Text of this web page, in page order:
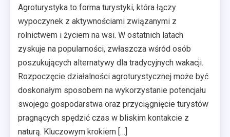
Agroturystyka to forma turystyki, która łączy
wypoczynek z aktywnościami związanymi z
rolnictwem i życiem na wsi. W ostatnich latach
zyskuje na popularności, zwłaszcza wśród osób
poszukujących alternatywy dla tradycyjnych wakacji.
Rozpoczęcie działalności agroturystycznej może być
doskonałym sposobem na wykorzystanie potencjału
swojego gospodarstwa oraz przyciągnięcie turystów
pragnących spędzić czas w bliskim kontakcie z
naturą. Kluczowym krokiem […]